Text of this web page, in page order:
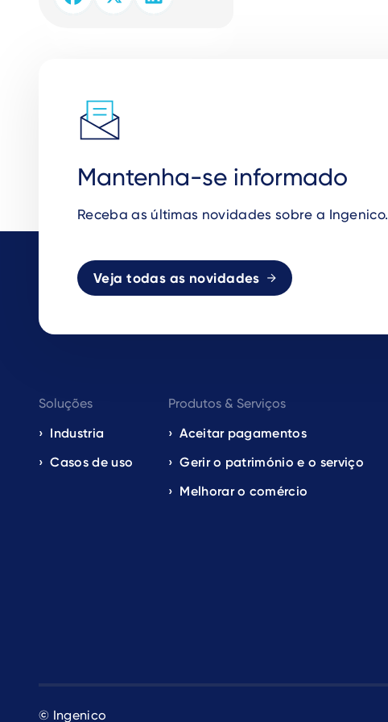
Mantenha-se informado
Receba as últimas novidades sobre a Ingenico.
Veja todas as novidades
Footer
navigation
EN
Soluções
Industria
Casos de uso
Produtos & Serviços
Aceitar pagamentos
Gerir o património e o serviço
Melhorar o comércio
© Ingenico